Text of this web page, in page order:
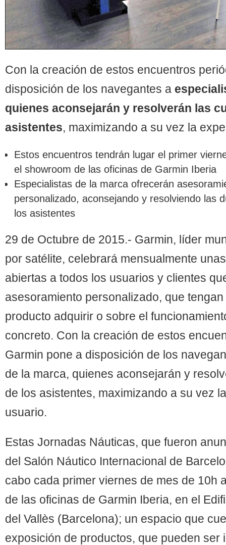
Con la creación de estos encuentros
disposición de los navegantes a
quienes aconsejarán y resolverán las
asistentes, maximizando a su vez la
Estos encuentros tendrán lugar el primer
el showroom de las oficinas de Garmin Iberia
Especialistas de la marca ofrecerán
personalizado, aconsejando y resolviendo las
los asistentes
29 de Octubre de 2015.- Garmin, líder
por satélite, celebrará mensualmente
abiertas a todos los usuarios y clientes
asesoramiento personalizado, que
producto adquirir o sobre el
concreto. Con la creación de estos
Garmin pone a disposición de los
de la marca, quienes aconsejarán y
de los asistentes, maximizando a su vez
usuario.
Estas Jornadas Náuticas, que fueron
del Salón Náutico Internacional de
cabo cada primer viernes de mes de 10h
de las oficinas de Garmin Iberia, en el
del Vallès (Barcelona); un espacio que
exposición de productos, que pueden ser